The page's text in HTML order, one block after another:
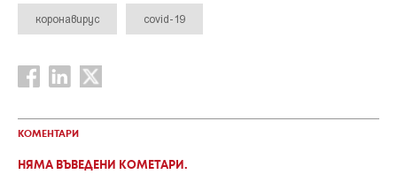
коронавирус covid-19
КОМЕНТАРИ
НЯМА ВЪВЕДЕНИ КОМЕТАРИ.